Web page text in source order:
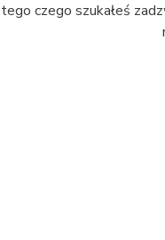
tego czego szukałeś